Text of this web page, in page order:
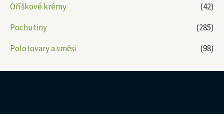
Oříškové krémy
(42)
Pochutiny
(285)
Polotovary a směsi
(98)